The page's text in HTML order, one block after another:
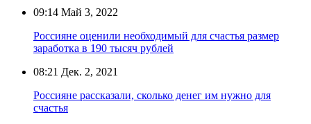
09:14 Май 3, 2022
Россияне оценили необходимый для счастья размер
заработка в 190 тысяч рублей
08:21 Дек. 2, 2021
Россияне рассказали, сколько денег им нужно для
счастья